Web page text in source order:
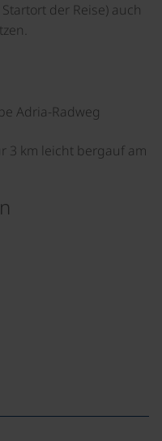
der Reise) auch
Adria-Radweg
3 km leicht bergauf am